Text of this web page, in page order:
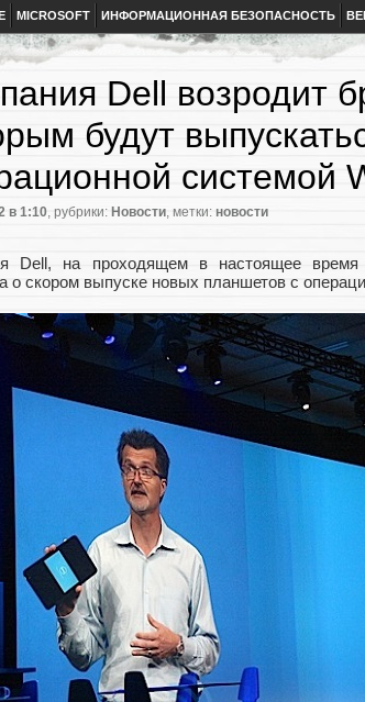
MICROSOFT ИНФОРМАЦИОННАЯ БЕЗОПАСНОСТЬ
Dell возродит
будут
системой
в 1:10, рубрики: Новости, метки: новости
Dell, на проходящем в настоящее время
о скором выпуске новых планшетов с